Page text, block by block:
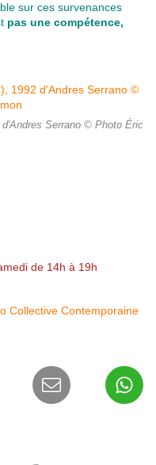
sur ces survenances
pas une compétence,
Serrano © Photo Éric
de 14h à 19h
Collective Contemporaine